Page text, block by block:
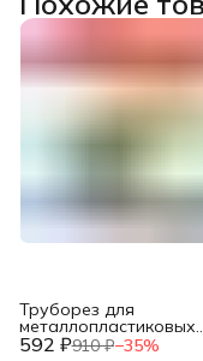
592 ₽910 ₽−35%
Труборез для
металлопластиковых
труб, до 42мм, (шт.)